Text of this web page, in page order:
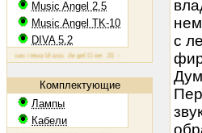
Music Angel 2.5
Music Angel TK-10
DIVA 5.2
Music Angel One: 20 - 100 Вт, 38 Гц - 30 кГц, 86 Дб/
Комплектующие
Лампы
Кабели
с